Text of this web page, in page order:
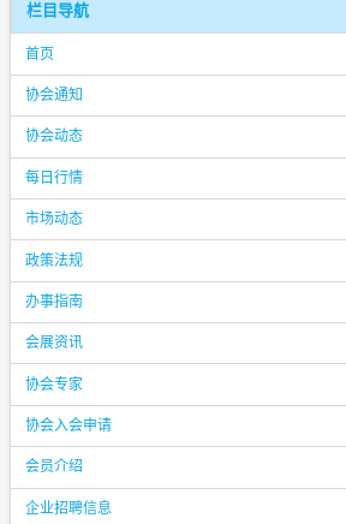
栏目导航
首页
协会通知
协会动态
每日行情
市场动态
政策法规
办事指南
会展资讯
协会专家
协会入会申请
会员介绍
企业招聘信息